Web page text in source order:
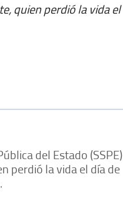
quien perdió la vida el
del Estado (SSPE)
perdió la vida el día de